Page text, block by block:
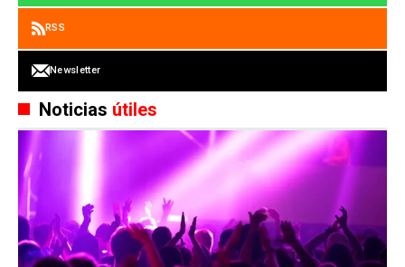
RSS
Newsletter
Noticias útiles